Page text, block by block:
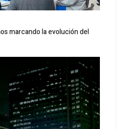
marcando la evolución del